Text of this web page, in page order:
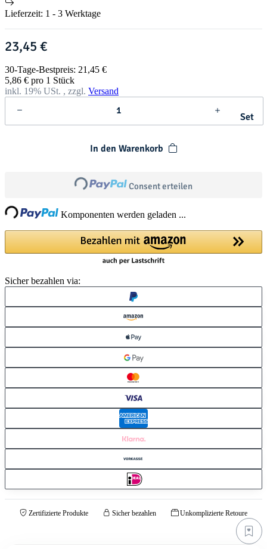
Lieferzeit: 1 - 3 Werktage
23,45 €
30-Tage-Bestpreis: 21,45 €
5,86 € pro 1 Stück
inkl. 19% USt. , zzgl. Versand
Set
In den Warenkorb
Loading... Consent erteilen
Komponenten werden geladen ...
Sicher bezahlen via:
Zertifizierte Produkte Sicher bezahlen Unkomplizierte Retoure